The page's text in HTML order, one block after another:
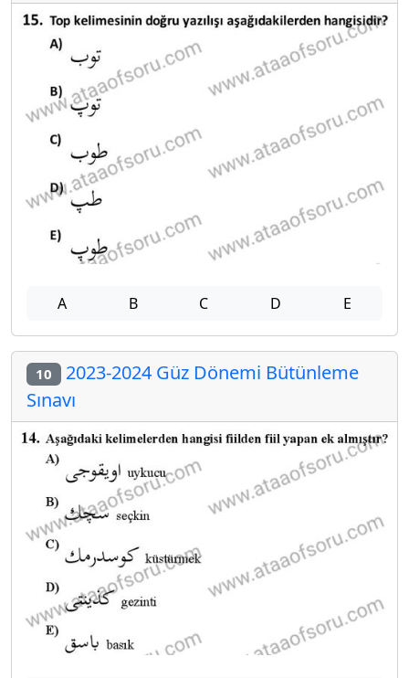
A B C D E
10 2023-2024 Güz Dönemi Bütünleme
Sınavı